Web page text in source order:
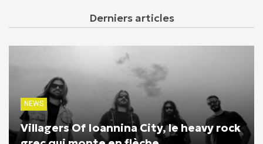
Derniers articles
NEWS
Villagers Of Ioannina City, le heavy rock